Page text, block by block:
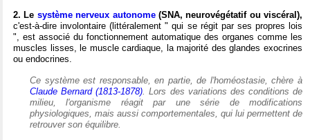
2. Le système nerveux autonome(SNA, neurovégétatif ou viscéral),
c'est-à-dire involontaire (littéralement " qui se régit par ses propres lois
", est associé du fonctionnement automatique des organes comme les
muscles lisses, le muscle cardiaque, la majorité des glandes exocrines
ou endocrines.
Ce système est responsable, en partie, de l'homéostasie, chère à
Claude Bernard (1813-1878). Lors des variations des conditions de
milieu, l'organisme réagit par une série de modifications
physiologiques, mais aussi comportementales, qui lui permettent de
retrouver son équilibre.